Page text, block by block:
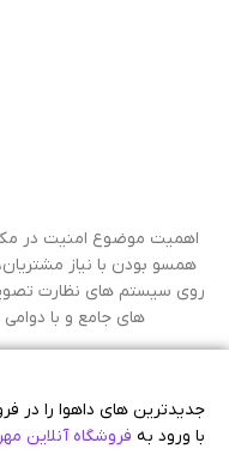
اهمیت موضوع امنیت در
همسو بودن با نیاز
های جامع و با دوامی
جدیدترین های داهوا را در
با ورود به فروشگاه آنلاین